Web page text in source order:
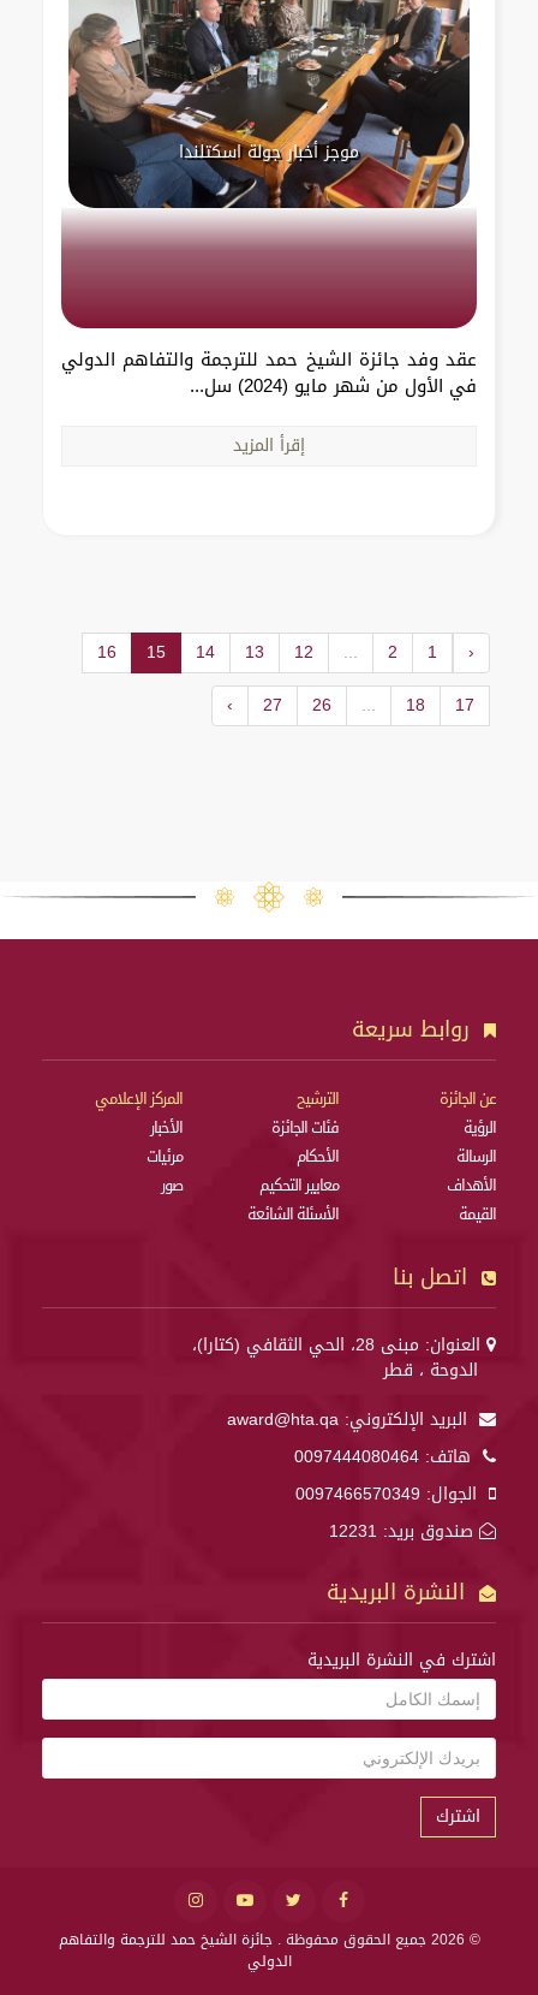
موجز أخبار جولة اسكتلندا
عقد وفد جائزة الشيخ حمد للترجمة والتفاهم الدولي
في الأول من شهر مايو (2024) سل...
إقرأ المزيد
‹
1
2
...
12
13
14
15
16
17
18
...
26
27
›
روابط سريعة
عن الجائزة
الرؤية
الرسالة
الأهداف
القيمة
الترشيح
فئات الجائزة
الأحكام
معايير التحكيم
الأسئلة الشائعة
المركز الإعلامي
الأخبار
مرئيات
صور
اتصل بنا
العنوان: مبنى 28، الحي الثقافي (كتارا)،
الدوحة ، قطر
البريد الإلكتروني: award@hta.qa
هاتف: 0097444080464
الجوال: 0097466570349
صندوق بريد: 12231
النشرة البريدية
اشترك في النشرة البريدية
اشترك
© 2026 جميع الحقوق محفوظة .
جائزة الشيخ حمد للترجمة والتفاهم
الدولي